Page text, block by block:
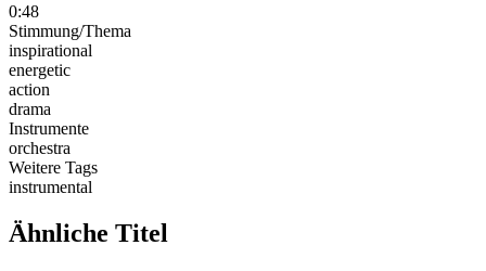
0:48
Stimmung/Thema
inspirational
energetic
action
drama
Instrumente
orchestra
Weitere Tags
instrumental
Ähnliche Titel